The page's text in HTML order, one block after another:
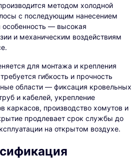
методом холодной
с последующим нанесением
— высокая
и механическим воздействиям
для монтажа и крепления
гибкость и прочность
области — фиксация кровельных
и кабелей, укрепление
каркасов, производство хомутов и
продлевает срок службы до
на открытом воздухе.